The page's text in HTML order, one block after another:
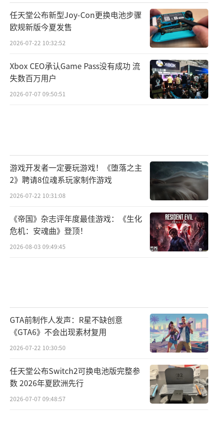
任天堂公布新型Joy-Con更换电池步骤
欧规新版今夏发售
2026-07-22 10:32:52
Xbox CEO承认Game Pass没有成功 流
失数百万用户
2026-07-07 09:50:51
游戏开发者一定要玩游戏！《堕落之主
2》聘请8位魂系玩家制作游戏
2026-07-22 10:31:08
《帝国》杂志评年度最佳游戏：《生化
危机：安魂曲》登顶！
2026-08-03 09:49:45
GTA前制作人发声：R星不缺创意
《GTA6》不会出现素材复用
2026-07-22 10:30:50
任天堂公布Switch2可换电池版完整参
数 2026年夏欧洲先行
2026-07-07 09:48:57